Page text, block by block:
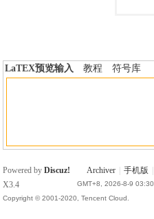
LaTEX预览输入 教程
符号库
Archiver 手机版
GMT+8, 2026-8-9 03:30
Powered byDiscuz!
X3.4
Copyright © 2001-2020, Tencent Cloud.